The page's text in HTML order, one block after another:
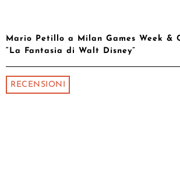
Mario Petillo a Milan Games Week &
“La Fantasia di Walt Disney”
RECENSIONI